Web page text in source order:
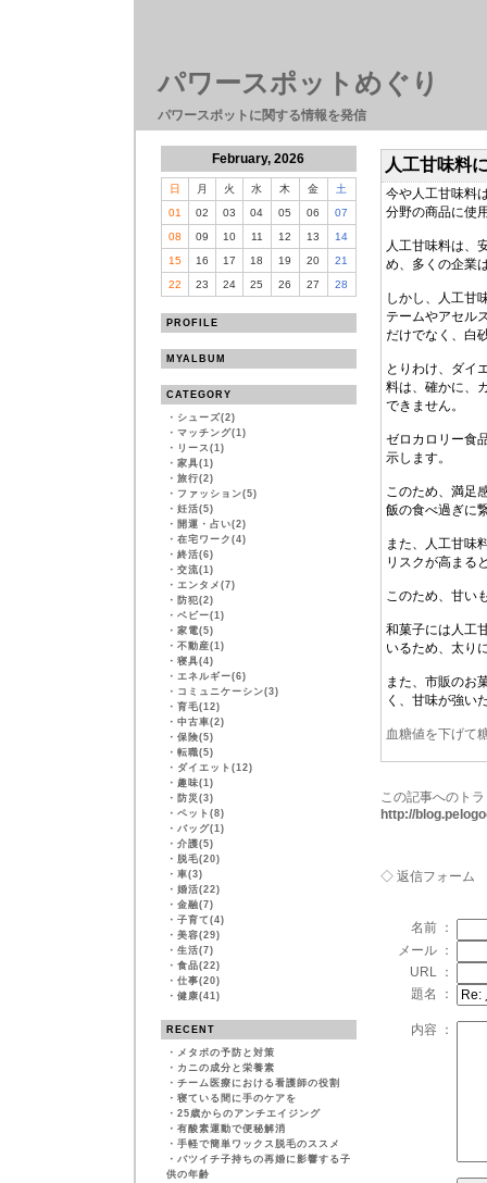
パワースポットめぐり
パワースポットに関する情報を発信
February, 2026
日 月 火 水 木 金
土
01
02 03 04 05 06
07
08
09 10 11 12 13
14
15
16 17 18 19 20
21
22
23 24 25 26 27 28
PROFILE
MYALBUM
CATEGORY
・ シューズ(2)
・ マッチング(1)
・ リース(1)
・ 家具(1)
・ 旅行(2)
・ ファッション(5)
・ 妊活(5)
・ 開運・占い(2)
・ 在宅ワーク(4)
・ 終活(6)
・ 交流(1)
・ エンタメ(7)
・ 防犯(2)
・ ベビー(1)
・ 家電(5)
・ 不動産(1)
・ 寝具(4)
・ エネルギー(6)
・ コミュニケーシン(3)
・ 育毛(12)
・ 中古車(2)
・ 保険(5)
・ 転職(5)
・ ダイエット(12)
・ 趣味(1)
・ 防災(3)
・ ペット(8)
・ バッグ(1)
・ 介護(5)
・ 脱毛(20)
・ 車(3)
・ 婚活(22)
・ 金融(7)
・ 子育て(4)
・ 美容(29)
・ 生活(7)
・ 食品(22)
・ 仕事(20)
・ 健康(41)
RECENT
・ メタボの予防と対策
・ カニの成分と栄養素
・ チーム医療における看護師の役割
・ 寝ている間に手のケアを
・ 25歳からのアンチエイジング
・ 有酸素運動で便秘解消
・ 手軽で簡単ワックス脱毛のススメ
・ バツイチ子持ちの再婚に影響する子
供の年齢
人工甘味料
今や人工甘味料
分野の商品に使
人工甘味料は、
め、多くの企業
しかし、人工甘
テームやアセル
だけでなく、白
とりわけ、ダイ
料は、確かに、
できません。
ゼロカロリー食
示します。
このため、満足
飯の食べ過ぎに
また、人工甘味
リスクが高まる
このため、甘い
和菓子には人工
いるため、太り
また、市販のお
く、甘味が強い
血糖値を下げて
この記事へのト
http://
◇ 返信フォーム
名前 ：
メール ：
URL ：
題名 ：
内容 ：